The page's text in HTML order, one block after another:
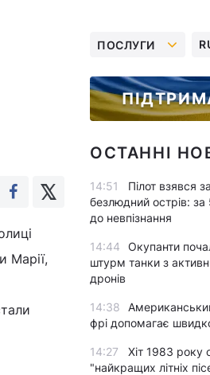
Марії,
ПОСЛУГИ
ОСТАННІ
14:51
Пілот взявся
безлюдний острів: за
до невпізнання
14:44
Окупанти
штурм танки з
дронів
14:38
фрі допомагає
14:27
Хіт 1983 року
"найкращих літніх